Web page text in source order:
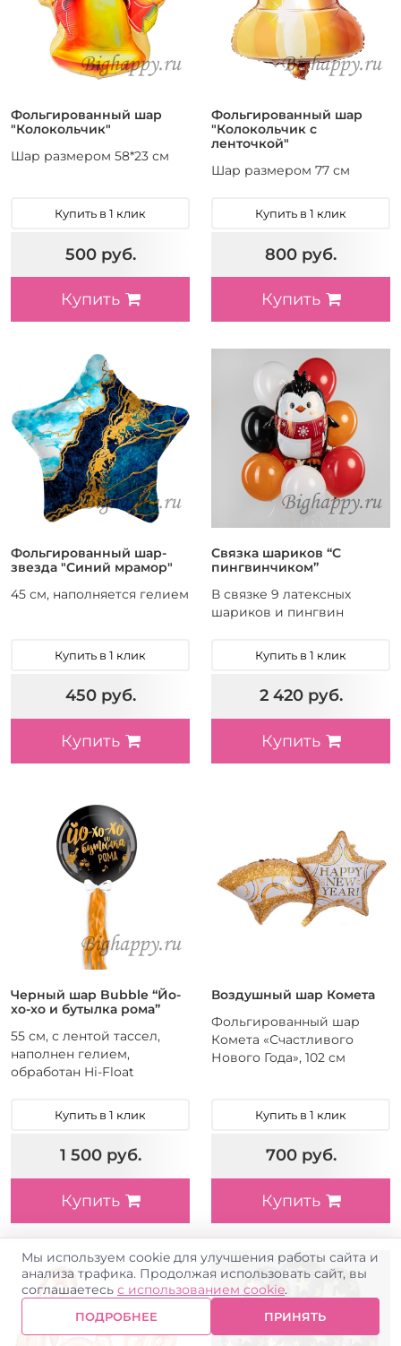
Фольгированный шар
"Колокольчик"
Шар размером 58*23 см
Купить в 1 клик
500 руб.
Купить
Фольгированный шар
"Колокольчик с
ленточкой"
Шар размером 77 см
Купить в 1 клик
800 руб.
Купить
Фольгированный шар-
звезда "Синий мрамор"
45 см, наполняется гелием
Купить в 1 клик
450 руб.
Купить
Связка шариков “С
пингвинчиком”
В связке 9 латексных
шариков и пингвин
Купить в 1 клик
2 420 руб.
Купить
Черный шар Bubble “Йо-
хо-хо и бутылка рома”
55 см, с лентой тассел,
наполнен гелием,
обработан Hi-Float
Купить в 1 клик
1 500 руб.
Купить
Воздушный шар Комета
Фольгированный шар
Комета «Счастливого
Нового Года», 102 см
Купить в 1 клик
700 руб.
Купить
Мы используем cookie для улучшения работы сайта и
анализа трафика. Продолжая использовать сайт, вы
соглашаетесь с использованием cookie.
ПОДРОБНЕЕ ПРИНЯТЬ